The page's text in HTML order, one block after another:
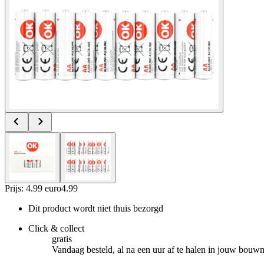
Prijs: 4.99 euro4.99
Dit product wordt niet thuis bezorgd
Click & collect
gratis
Vandaag besteld, al na een uur af te halen in jouw